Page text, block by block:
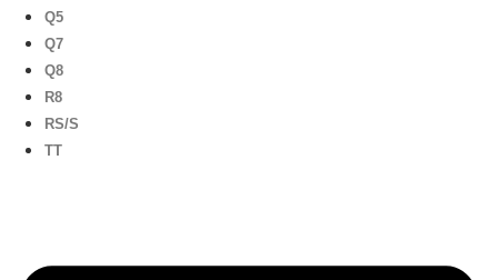
Q5
Q7
Q8
R8
RS/S
TT